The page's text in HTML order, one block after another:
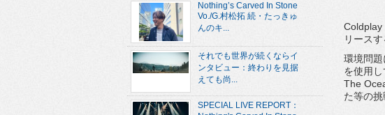
Coldplay
リース
環境問
を使用
The
た等の挑
Nothing’s Carved In Stone
Vo./G.村松拓 続・たっきゅ
んのキ...
それでも世界が続くならイ
ンタビュー：終わりを見据
えても尚...
SPECIAL LIVE REPORT：